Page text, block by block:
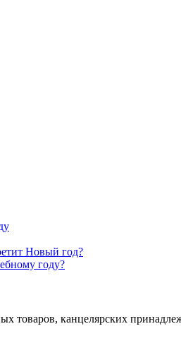
Новый год?
году?
канцелярских